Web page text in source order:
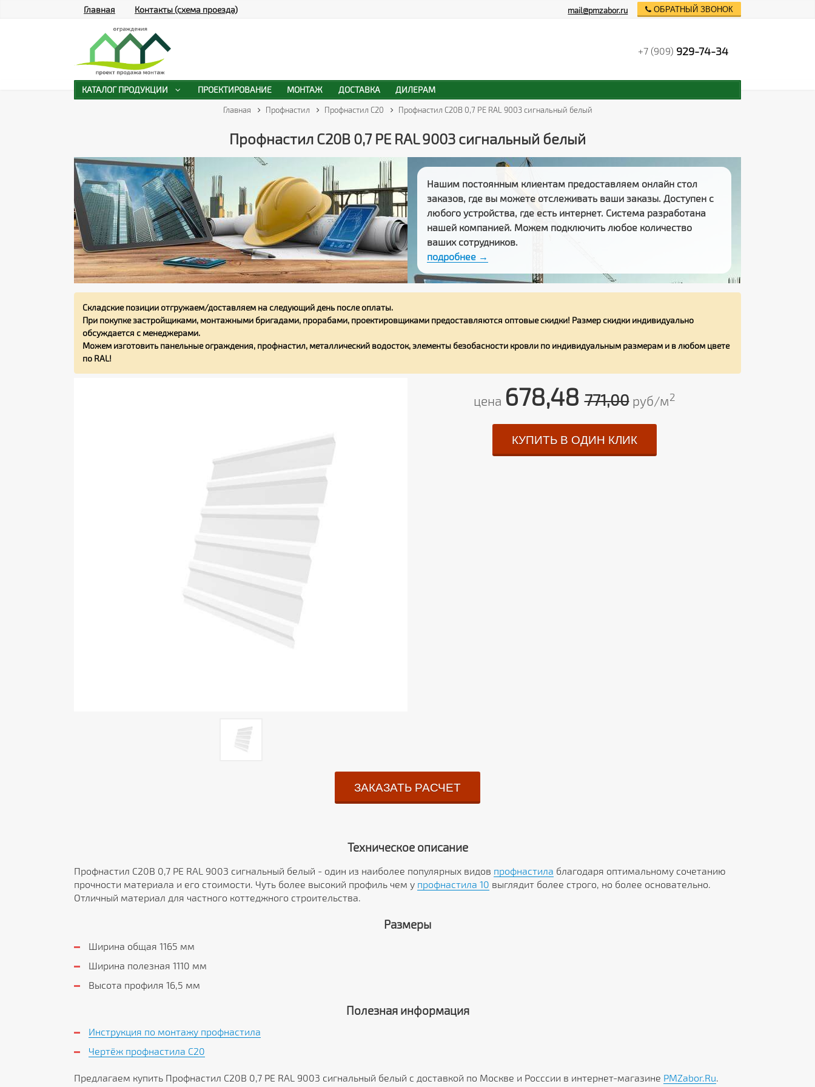
Главная Профнастил Профнастил С20 Профнастил С20В 0,7 PE RAL 9003 сигнальный белый
Профнастил С20В 0,7 PE RAL 9003 сигнальный белый
Нашим постоянным клиентам предоставляем онлайн стол
заказов, где вы можете отслеживать ваши заказы. Доступен с
любого устройства, где есть интернет. Система разработана
нашей компанией. Можем подключить любое количество
ваших сотрудников.
подробнее →
Складские позиции отгружаем/доставляем на следующий день после оплаты.
При покупке застройщиками, монтажными бригадами, прорабами, проектировщиками предоставляются оптовые скидки! Размер скидки индивидуально
обсуждается с менеджерами.
Можем изготовить панельные ограждения, профнастил, металлический водосток, элементы безобасности кровли по индивидуальным размерам и в любом цвете
по RAL!
цена 678,48771,00руб/м2
КУПИТЬ В ОДИН КЛИК
ЗАКАЗАТЬ РАСЧЕТ
Техническое описание
Профнастил С20В 0,7 PE RAL 9003 сигнальный белый - один из наиболее популярных видов профнастила благодаря оптимальному сочетанию
прочности материала и его стоимости. Чуть более высокий профиль чем у профнастила 10 выглядит более строго, но более основательно.
Отличный материал для частного коттеджного строительства.
Размеры
Ширина общая 1165 мм
Ширина полезная 1110 мм
Высота профиля 16,5 мм
Полезная информация
Инструкция по монтажу профнастила
Чертёж профнастила C20
Предлагаем купить Профнастил С20В 0,7 PE RAL 9003 сигнальный белый с доставкой по Москве и Росссии в интернет-магазине PMZabor.Ru.
Главная Контакты (схема проезда) mail@pmzabor.ru ОБРАТНЫЙ ЗВОНОК
+7 (909) 929-74-34
КАТАЛОГ ПРОДУКЦИИ ПРОЕКТИРОВАНИЕ МОНТАЖ ДОСТАВКА ДИЛЕРАМ